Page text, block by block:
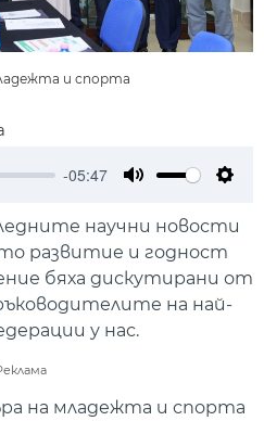
и спорта
-05:47
научни новости
развитие и годност
бяха дискутирани от
на най-
у нас.
на младежта и спорта